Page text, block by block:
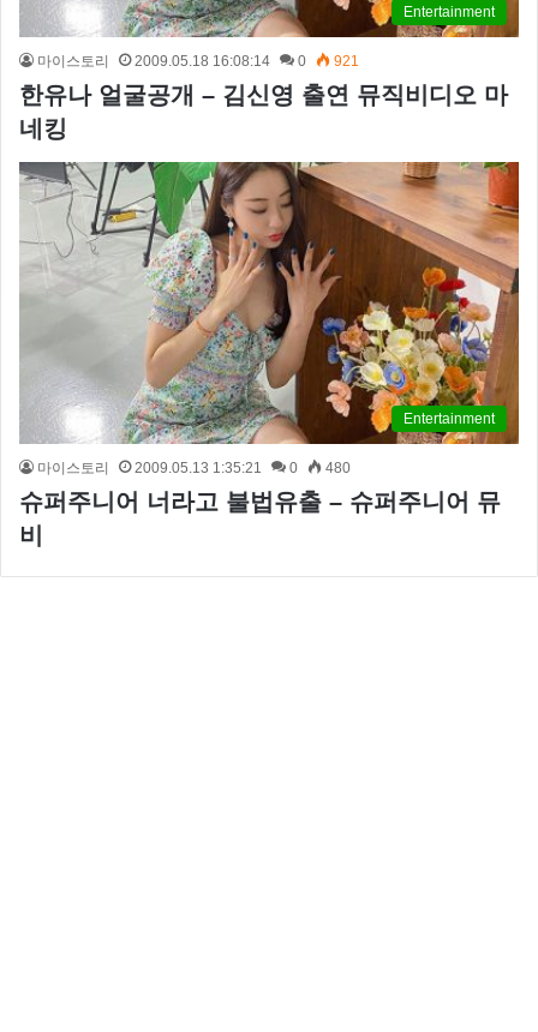
Entertainment
마이스토리 2009.05.18 16:08:14 0 921
한유나 얼굴공개 – 김신영 출연 뮤직비디오 마
네킹
Entertainment
마이스토리 2009.05.13 1:35:21 0 480
슈퍼주니어 너라고 불법유출 – 슈퍼주니어 뮤
비